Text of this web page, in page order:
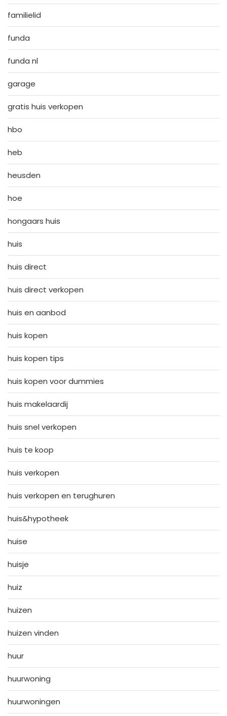
familielid
funda
funda nl
garage
gratis huis verkopen
hbo
heb
heusden
hoe
hongaars huis
huis
huis direct
huis direct verkopen
huis en aanbod
huis kopen
huis kopen tips
huis kopen voor dummies
huis makelaardij
huis snel verkopen
huis te koop
huis verkopen
huis verkopen en terughuren
huis&hypotheek
huise
huisje
huiz
huizen
huizen vinden
huur
huurwoning
huurwoningen